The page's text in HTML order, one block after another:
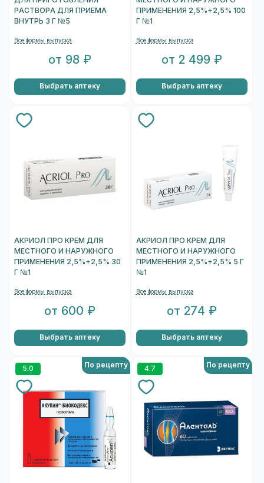
РАСТВОРА ДЛЯ ПРИЕМА
ВНУТРЬ 3 Г №5
Все формы выпуска
от 98 ₽
Выбрать аптеку
ПРИМЕНЕНИЯ 2,5%+2,5% 100
Г №1
Все формы выпуска
от 2 499 ₽
Выбрать аптеку
АКРИОЛ ПРО КРЕМ ДЛЯ
МЕСТНОГО И НАРУЖНОГО
ПРИМЕНЕНИЯ 2,5%+2,5% 30
Г №1
Все формы выпуска
от 600 ₽
Выбрать аптеку
АКРИОЛ ПРО КРЕМ ДЛЯ
МЕСТНОГО И НАРУЖНОГО
ПРИМЕНЕНИЯ 2,5%+2,5% 5 Г
№1
Все формы выпуска
от 274 ₽
Выбрать аптеку
5.0 По рецепту 4.7 По рецепту